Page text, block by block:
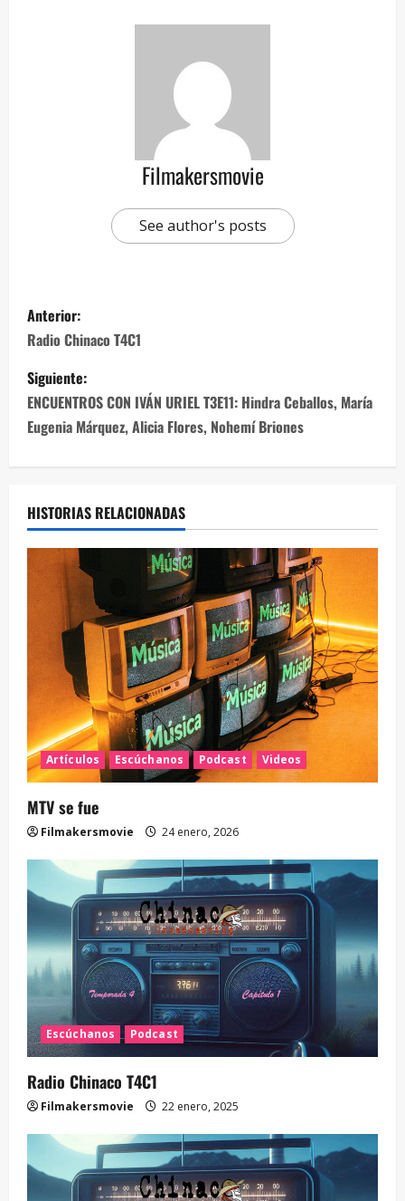
Filmakersmovie
See author's posts
Anterior:
Radio Chinaco T4C1
Siguiente:
ENCUENTROS CON IVÁN URIEL T3E11: Hindra Ceballos, María
Eugenia Márquez, Alicia Flores, Nohemí Briones
HISTORIAS RELACIONADAS
Artículos Escúchanos Podcast Videos
MTV se fue
Filmakersmovie 24 enero, 2026
Escúchanos Podcast
Radio Chinaco T4C1
Filmakersmovie 22 enero, 2025